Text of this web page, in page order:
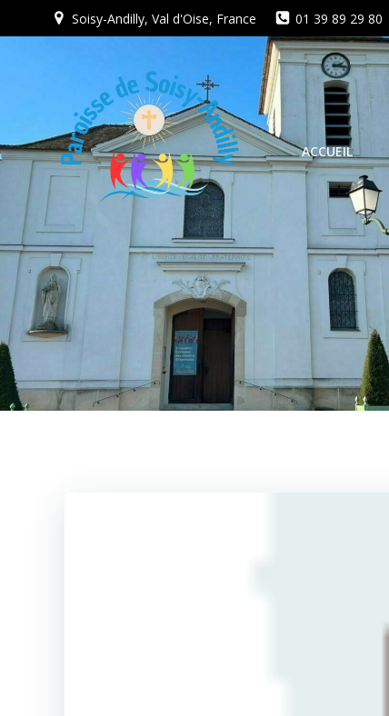
au
Soisy-Andilly, Val d'Oise, France 01 39 89 29 80
ACCUEIL